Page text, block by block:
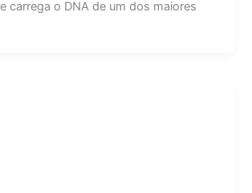
carrega o DNA de um dos maiores